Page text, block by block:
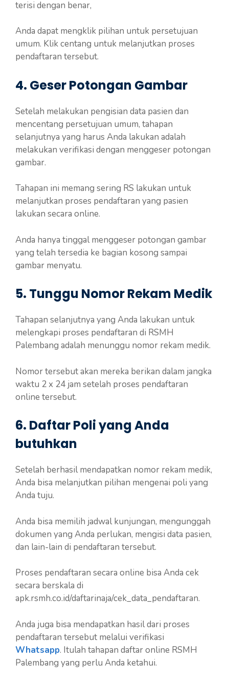
terisi dengan benar,
Anda dapat mengklik pilihan untuk persetujuan
umum. Klik centang untuk melanjutkan proses
pendaftaran tersebut.
4. Geser Potongan Gambar
Setelah melakukan pengisian data pasien dan
mencentang persetujuan umum, tahapan
selanjutnya yang harus Anda lakukan adalah
melakukan verifikasi dengan menggeser potongan
gambar.
Tahapan ini memang sering RS lakukan untuk
melanjutkan proses pendaftaran yang pasien
lakukan secara online.
Anda hanya tinggal menggeser potongan gambar
yang telah tersedia ke bagian kosong sampai
gambar menyatu.
5. Tunggu Nomor Rekam Medik
Tahapan selanjutnya yang Anda lakukan untuk
melengkapi proses pendaftaran di RSMH
Palembang adalah menunggu nomor rekam medik.
Nomor tersebut akan mereka berikan dalam jangka
waktu 2 x 24 jam setelah proses pendaftaran
online tersebut.
6. Daftar Poli yang Anda
butuhkan
Setelah berhasil mendapatkan nomor rekam medik,
Anda bisa melanjutkan pilihan mengenai poli yang
Anda tuju.
Anda bisa memilih jadwal kunjungan, mengunggah
dokumen yang Anda perlukan, mengisi data pasien,
dan lain-lain di pendaftaran tersebut.
Proses pendaftaran secara online bisa Anda cek
secara berskala di
apk.rsmh.co.id/daftarinaja/cek_data_pendaftaran.
Anda juga bisa mendapatkan hasil dari proses
pendaftaran tersebut melalui verifikasi
Whatsapp. Itulah tahapan daftar online RSMH
Palembang yang perlu Anda ketahui.